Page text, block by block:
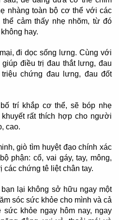
nhàng toàn bộ cơ thể với các
cảm thấy nhẹ nhõm, từ đó
hay.
đi dọc sống lưng. Cùng với
điều trị đau thắt lưng, đau
chứng đau lưng, đau đốt
trí khắp cơ thể, sẽ bóp nhẹ
rất thích hợp cho người
cao.
giò tìm huyệt đạo chính xác
phận: cổ, vai gáy, tay, mông,
chứng tê liệt chân tay.
lại không sở hữu ngay một
sóc sức khỏe cho mình và cả
khỏe ngay hôm nay, ngay